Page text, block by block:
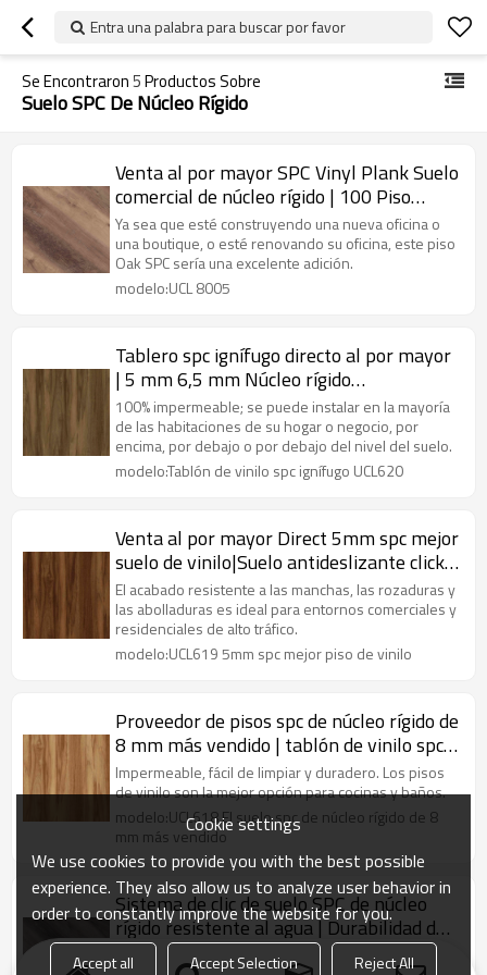
Entra una palabra para buscar por favor
Se Encontraron5Productos Sobre
Suelo SPC De Núcleo Rígido
Venta al por mayor SPC Vinyl Plank Suelo
comercial de núcleo rígido | 100 Piso
Flotante Impermeable Estilo Sensible
Diseño Innovador UCL 8005
Ya sea que esté construyendo una nueva oficina o
una boutique, o esté renovando su oficina, este piso
Oak SPC sería una excelente adición.
modelo:UCL 8005
Tablero spc ignífugo directo al por mayor
| 5 mm 6,5 mm Núcleo rígido
antiarañazos Haga clic | SPC a prueba de
agua para uso doméstico
100% impermeable; se puede instalar en la mayoría
de las habitaciones de su hogar o negocio, por
encima, por debajo o por debajo del nivel del suelo.
modelo:Tablón de vinilo spc ignífugo UCL620
Venta al por mayor Direct 5mm spc mejor
suelo de vinilo|Suelo antideslizante click
spc|piso rígido de vinilo para baño spc
El acabado resistente a las manchas, las rozaduras y
las abolladuras es ideal para entornos comerciales y
residenciales de alto tráfico.
modelo:UCL619 5mm spc mejor piso de vinilo
Proveedor de pisos spc de núcleo rígido de
8 mm más vendido | tablón de vinilo spc
impermeable de roble marrón | pisos de
vinilo de cocina spc
Impermeable, fácil de limpiar y duradero. Los pisos
de vinilo son la mejor opción para cocinas y baños.
modelo:UCL618 El suelo spc de núcleo rígido de 8
mm más vendido
Sistema de clic de suelo SPC de núcleo
rígido resistente al agua | Durabilidad de
grado comercial Rendimiento extremo
Este piso de tablones de vinilo Rigid Core SPC puede
Cookie settings
We use cookies to provide you with the best possible
experience. They also allow us to analyze user behavior in
order to constantly improve the website for you.
Accept all Accept Selection Reject All